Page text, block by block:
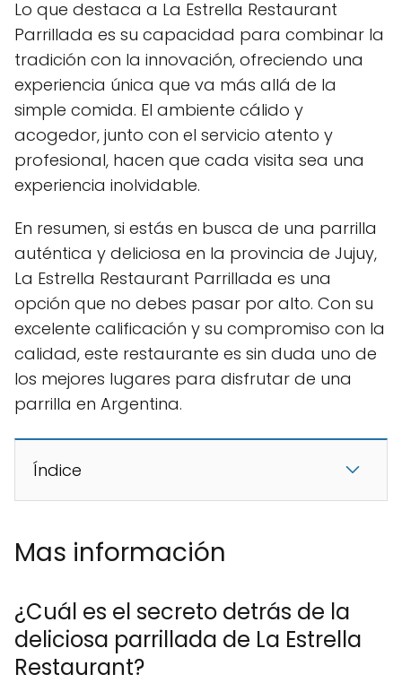
Lo que destaca a La Estrella Restaurant
Parrillada es su capacidad para combinar la
tradición con la innovación, ofreciendo una
experiencia única que va más allá de la
simple comida. El ambiente cálido y
acogedor, junto con el servicio atento y
profesional, hacen que cada visita sea una
experiencia inolvidable.
En resumen, si estás en busca de una parrilla
auténtica y deliciosa en la provincia de Jujuy,
La Estrella Restaurant Parrillada es una
opción que no debes pasar por alto. Con su
excelente calificación y su compromiso con la
calidad, este restaurante es sin duda uno de
los mejores lugares para disfrutar de una
parrilla en Argentina.
Índice
Mas información
¿Cuál es el secreto detrás de la
deliciosa parrillada de La Estrella
Restaurant?